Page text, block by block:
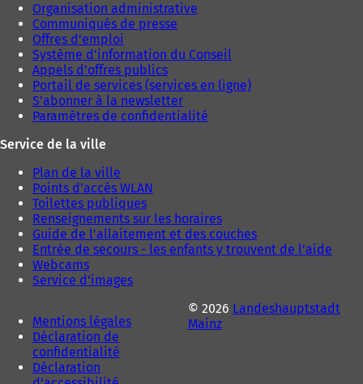
Organisation administrative
Communiqués de presse
Offres d'emploi
Système d'information du Conseil
Appels d'offres publics
Portail de services (services en ligne)
S'abonner à la newsletter
Paramètres de confidentialité
Service de la ville
Plan de la ville
Points d'accès WLAN
Toilettes publiques
Renseignements sur les horaires
Guide de l'allaitement et des couches
Entrée de secours - les enfants y trouvent de l'aide
Webcams
Service d'images
Mentions légales
Déclaration de
confidentialité
Déclaration
© 2026 Landeshauptstadt
Mainz